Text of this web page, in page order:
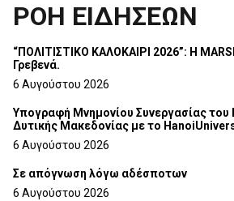
ΡΟΗ ΕΙΔΗΣΕΩΝ
“ΠΟΛΙΤΙΣΤΙΚΟ ΚΑΛΟΚΑΙΡΙ 2026”: Η
Γρεβενά.
6 Αυγούστου 2026
Υπογραφή Μνημονίου Συνεργασίας του
Δυτικής Μακεδονίας με το
6 Αυγούστου 2026
Σε απόγνωση λόγω αδέσποτων
6 Αυγούστου 2026